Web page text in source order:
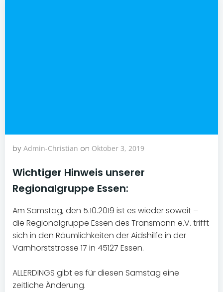
by Admin-Christian on Oktober 3, 2019
Wichtiger Hinweis unserer
Regionalgruppe Essen:
Am Samstag, den 5.10.2019 ist es wieder soweit –
die Regionalgruppe Essen des Transmann e.V. trifft
sich in den Räumlichkeiten der Aidshilfe in der
Varnhorststrasse 17 in 45127 Essen.
ALLERDINGS gibt es für diesen Samstag eine
zeitliche Änderung.